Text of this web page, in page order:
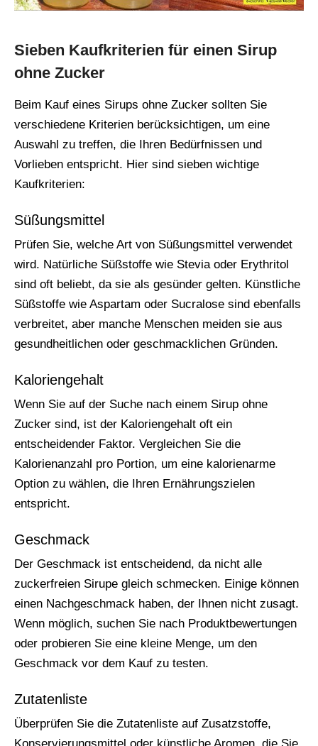
Sieben Kaufkriterien für einen Sirup
ohne Zucker
Beim Kauf eines Sirups ohne Zucker sollten Sie
verschiedene Kriterien berücksichtigen, um eine
Auswahl zu treffen, die Ihren Bedürfnissen und
Vorlieben entspricht. Hier sind sieben wichtige
Kaufkriterien:
Süßungsmittel
Prüfen Sie, welche Art von Süßungsmittel verwendet
wird. Natürliche Süßstoffe wie Stevia oder Erythritol
sind oft beliebt, da sie als gesünder gelten. Künstliche
Süßstoffe wie Aspartam oder Sucralose sind ebenfalls
verbreitet, aber manche Menschen meiden sie aus
gesundheitlichen oder geschmacklichen Gründen.
Kaloriengehalt
Wenn Sie auf der Suche nach einem Sirup ohne
Zucker sind, ist der Kaloriengehalt oft ein
entscheidender Faktor. Vergleichen Sie die
Kalorienanzahl pro Portion, um eine kalorienarme
Option zu wählen, die Ihren Ernährungszielen
entspricht.
Geschmack
Der Geschmack ist entscheidend, da nicht alle
zuckerfreien Sirupe gleich schmecken. Einige können
einen Nachgeschmack haben, der Ihnen nicht zusagt.
Wenn möglich, suchen Sie nach Produktbewertungen
oder probieren Sie eine kleine Menge, um den
Geschmack vor dem Kauf zu testen.
Zutatenliste
Überprüfen Sie die Zutatenliste auf Zusatzstoffe,